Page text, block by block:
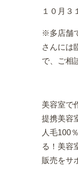
１０月３
※多店舗
さんには
で、ご相
美容室で
提携美容
人毛100
る！美容
販売をサ